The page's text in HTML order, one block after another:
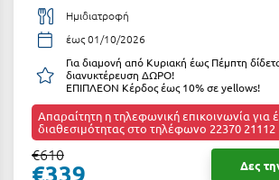
Ημιδιατροφή
έως 01/10/2026
Για διαμονή από Κυριακή έως Πέμπτη
διανυκτέρευση ΔΩΡΟ!
ΕΠΙΠΛΕΟΝ Κέρδος έως 10% σε yellows!
Απαραίτητη η τηλεφωνική επικοινωνία για
διαθεσιμότητας στο τηλέφωνο 22370 21112
€610
€339 Δες